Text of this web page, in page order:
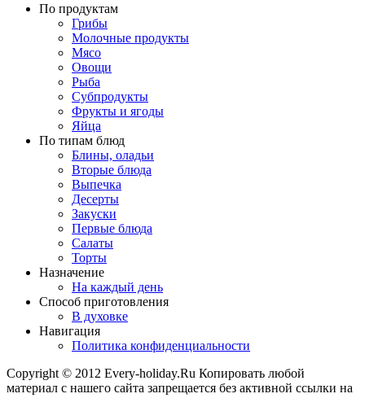
По продуктам
Грибы
Молочные продукты
Мясо
Овощи
Рыба
Субпродукты
Фрукты и ягоды
Яйца
По типам блюд
Блины, оладьи
Вторые блюда
Выпечка
Десерты
Закуски
Первые блюда
Салаты
Торты
Назначение
На каждый день
Способ приготовления
В духовке
Навигация
Политика конфиденциальности
Copyright © 2012 Every-holiday.Ru Копировать любой
материал с нашего сайта запрещается без активной ссылки на